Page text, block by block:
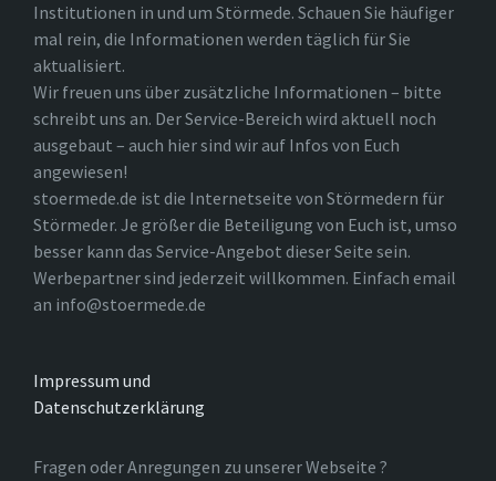
Institutionen in und um Störmede. Schauen Sie häufiger
mal rein, die Informationen werden täglich für Sie
aktualisiert.
Wir freuen uns über zusätzliche Informationen – bitte
schreibt uns an. Der Service-Bereich wird aktuell noch
ausgebaut – auch hier sind wir auf Infos von Euch
angewiesen!
stoermede.de ist die Internetseite von Störmedern für
Störmeder. Je größer die Beteiligung von Euch ist, umso
besser kann das Service-Angebot dieser Seite sein.
Werbepartner sind jederzeit willkommen. Einfach email
an info@stoermede.de
Impressum und
Datenschutzerklärung
Fragen oder Anregungen zu unserer Webseite ?